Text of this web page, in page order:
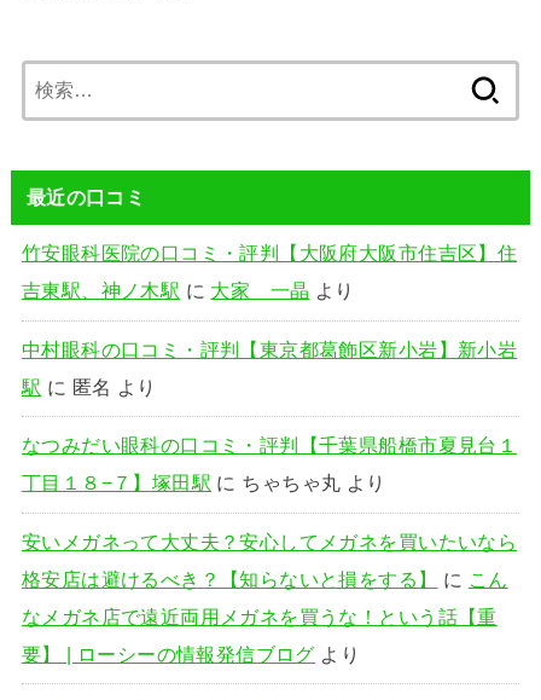
索:
最近の口コミ
竹安眼科医院の口コミ・評判【大阪府大阪市住吉区】住
吉東駅、神ノ木駅 に 大家 一晶 より
中村眼科の口コミ・評判【東京都葛飾区新小岩】新小岩
駅 に 匿名 より
なつみだい眼科の口コミ・評判【千葉県船橋市夏見台１
丁目１８−７】塚田駅 に ちゃちゃ丸 より
安いメガネって大丈夫？安心してメガネを買いたいなら
格安店は避けるべき？【知らないと損をする】
に こん
なメガネ店で遠近両用メガネを買うな！という話【重
要】 | ローシーの情報発信ブログ より